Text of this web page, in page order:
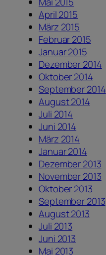
April 2015
März 2015
Februar 2015
Januar 2015
Dezember 2014
Oktober 2014
September 2014
August 2014
Juli 2014
Juni 2014
März 2014
Januar 2014
Dezember 2013
November 2013
Oktober 2013
September 2013
August 2013
Juli 2013
Juni 2013
Mai 2013